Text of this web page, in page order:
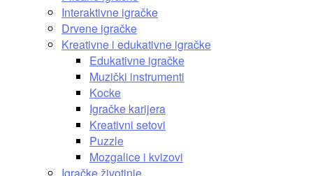
Interaktivne igračke
Drvene igračke
Kreativne i edukativne igračke
Edukativne igračke
Muzički instrumenti
Kocke
Igračke karijera
Kreativni setovi
Puzzle
Mozgalice i kvizovi